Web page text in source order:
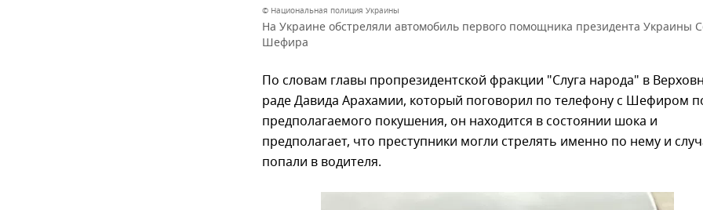
© Национальная полиция Украины
На Украине обстреляли автомобиль первого помощника президента Украины
Шефира
По словам главы пропрезидентской фракции "Слуга народа" в
раде Давида Арахамии, который поговорил по телефону с Шефиром
предполагаемого покушения, он находится в состоянии шока и
предполагает, что преступники могли стрелять именно по нему и
попали в водителя.